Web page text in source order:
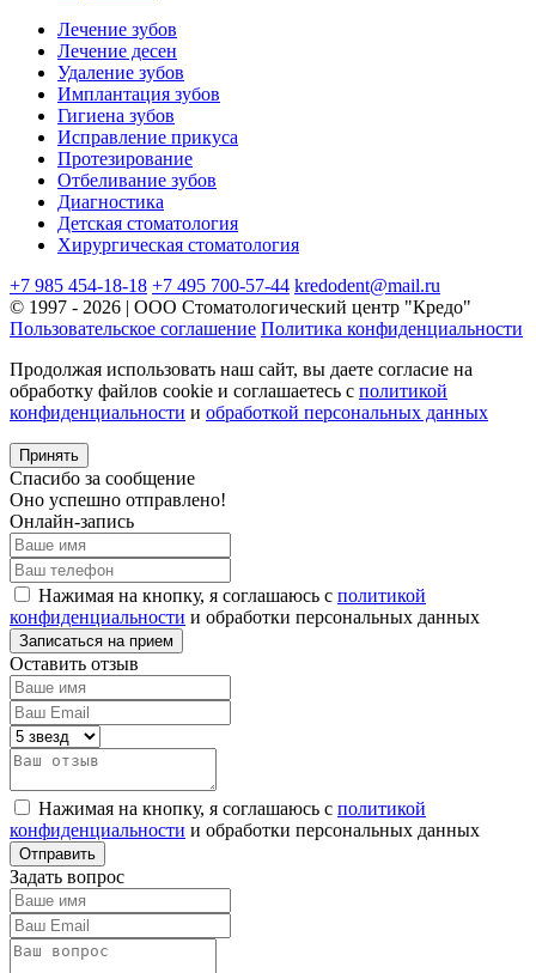
Лечение зубов
Лечение десен
Удаление зубов
Имплантация зубов
Гигиена зубов
Исправление прикуса
Протезирование
Отбеливание зубов
Диагностика
Детская стоматология
Хирургическая стоматология
+7 985 454-18-18 +7 495 700-57-44 kredodent@mail.ru
© 1997 - 2026 | ООО Стоматологический центр "Кредо"
Пользовательское соглашение Политика конфиденциальности
Продолжая использовать наш сайт, вы даете согласие на
обработку файлов cookie и соглашаетесь с политикой
конфиденциальности и обработкой персональных данных
Принять
Спасибо за сообщение
Оно успешно отправлено!
Онлайн-запись
Нажимая на кнопку, я соглашаюсь с политикой
конфиденциальности и обработки персональных данных
Оставить отзыв
Нажимая на кнопку, я соглашаюсь с политикой
конфиденциальности и обработки персональных данных
Задать вопрос